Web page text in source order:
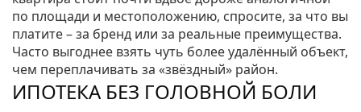
по площади и местоположению, спросите, за что вы
платите – за бренд или за реальные преимущества.
Часто выгоднее взять чуть более удалённый объект,
чем переплачивать за «звёздный» район.
ИПОТЕКА БЕЗ ГОЛОВНОЙ БОЛИ